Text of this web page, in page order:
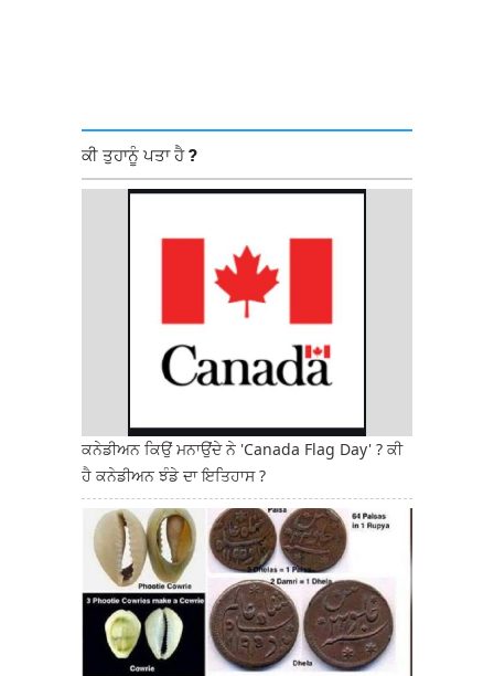
ਕੀ ਤੁਹਾਨੂੰ ਪਤਾ ਹੈ ?
ਕਨੇਡੀਅਨ ਕਿਉਂ ਮਨਾਉਂਦੇ ਨੇ 'Canada Flag Day' ? ਕੀ
ਹੈ ਕਨੇਡੀਅਨ ਝੰਡੇ ਦਾ ਇਤਿਹਾਸ ?